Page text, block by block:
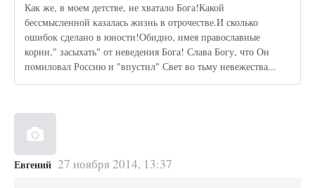
Как же, в моем детстве, не хватало Бога!Какой
бессмысленной казалась жизнь в отрочестве.И сколько
ошибок сделано в юности!Обидно, имея православные
корни," засыхать" от неведения Бога! Слава Богу, что Он
помиловал Россию и "впустил" Свет во тьму невежества...
Евгений 27 ноября 2014, 13:37